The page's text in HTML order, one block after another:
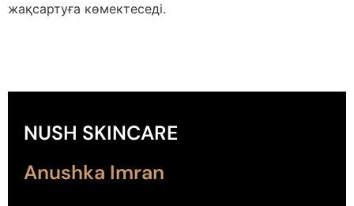
жақсартуға көмектеседі.
NUSH SKINCARE
Anushka Imran